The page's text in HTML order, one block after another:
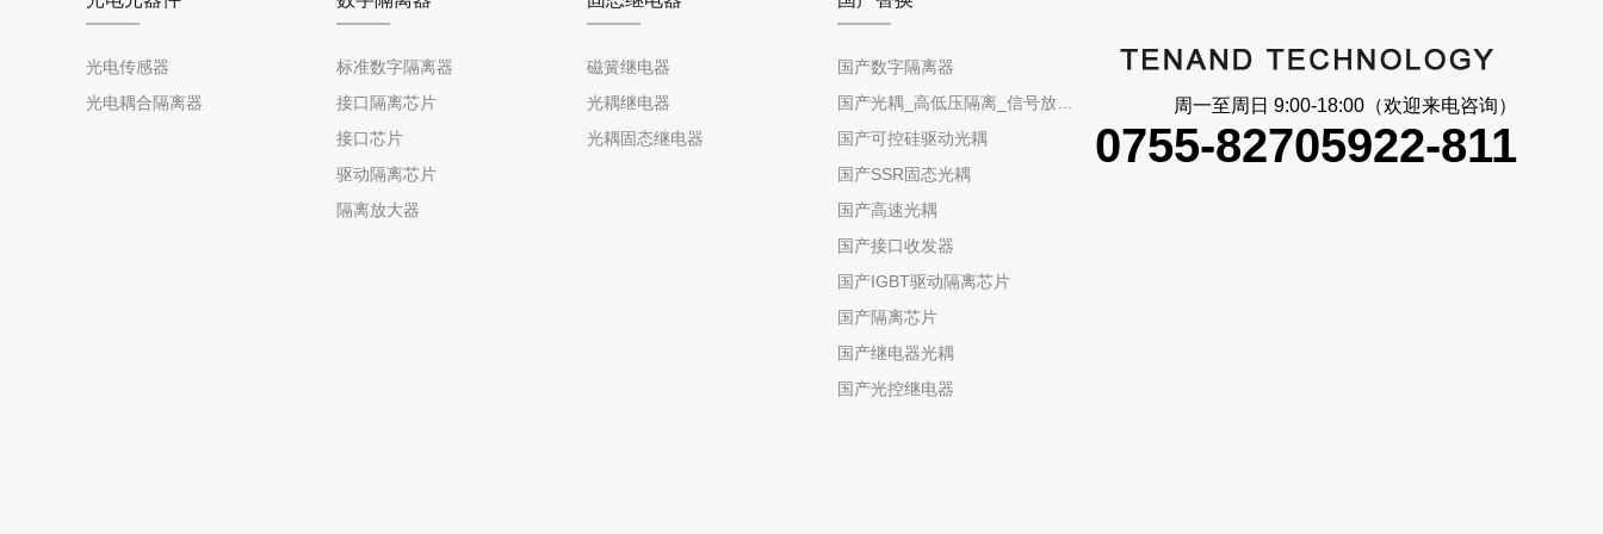
光电传感器
光电耦合隔离器
标准数字隔离器
接口隔离芯片
接口芯片
驱动隔离芯片
隔离放大器
磁簧继电器
光耦继电器
光耦固态继电器
国产数字隔离器
国产可控硅驱动光耦
国产SSR固态光耦
国产高速光耦
国产接口收发器
国产IGBT驱动隔离芯片
国产隔离芯片
国产继电器光耦
国产光控继电器
周一至周日 9:00-18:00（欢迎来电咨询）
0755-82705922-811